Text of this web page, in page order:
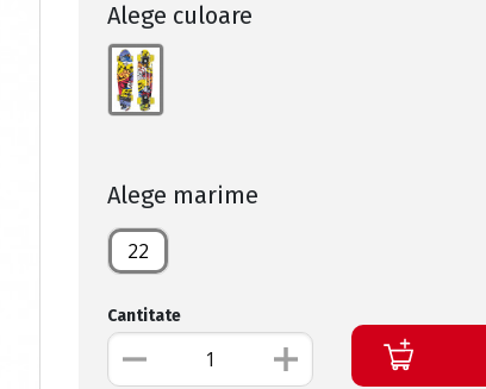
Alege culoare
Alege marime
22
Cantitate